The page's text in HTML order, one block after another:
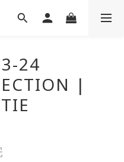
24
|